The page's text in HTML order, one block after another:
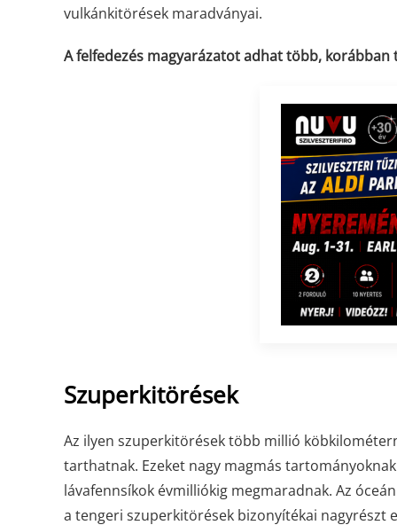
vulkánkitörések maradványai.
A felfedezés magyarázatot adhat több,
Szuperkitörések
Az ilyen szuperkitörések több millió
tarthatnak. Ezeket nagy magmás
lávafennsíkok évmilliókig megmaradnak. Az
a tengeri szuperkitörések bizonyítékai nagyrészt